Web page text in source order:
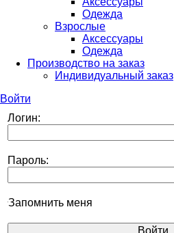
Одежда
Взрослые
Аксессуары
Одежда
Производство на заказ
Индивидуальный заказ
Войти
Логин:
Пароль:
Запомнить меня